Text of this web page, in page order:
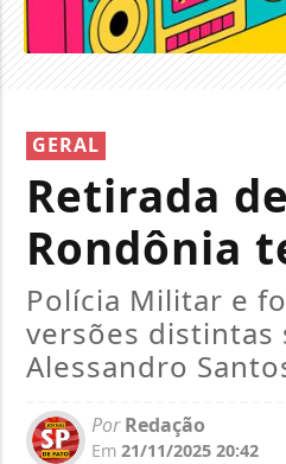
GERAL
Retirada
Rondônia
Polícia Militar e
versões distintas
Alessandro
PorRedação
Em 21/11/2025 20:42